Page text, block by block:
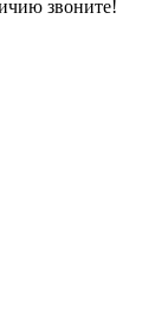
звоните!